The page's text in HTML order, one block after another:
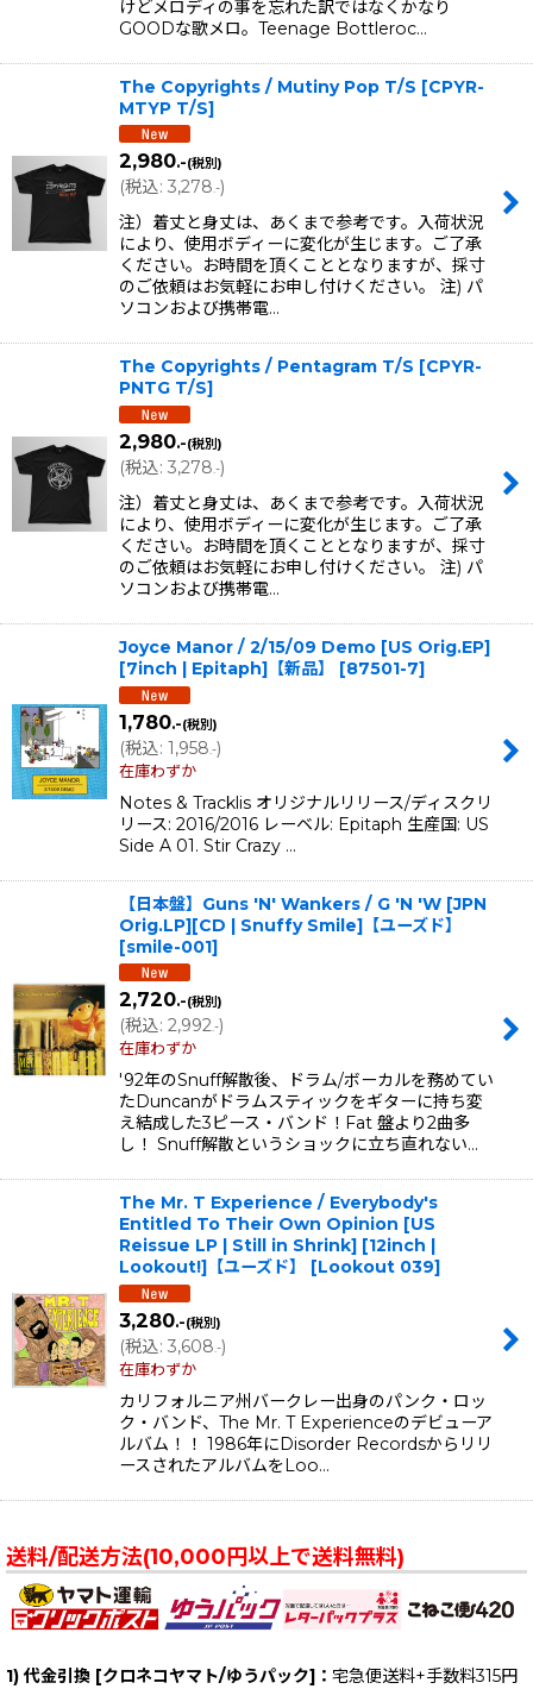
けどメロディの事を忘れた訳ではなくかなり
GOODな歌メロ。Teenage Bottleroc…
The Copyrights / Mutiny Pop T/S [CPYR-
MTYP T/S]
2,980.-(税別)
(税込: 3,278.-)
注）着丈と身丈は、あくまで参考です。入荷状況
により、使用ボディーに変化が生じます。ご了承
ください。お時間を頂くこととなりますが、採寸
のご依頼はお気軽にお申し付けください。 注) パ
ソコンおよび携帯電…
The Copyrights / Pentagram T/S [CPYR-
PNTG T/S]
2,980.-(税別)
(税込: 3,278.-)
注）着丈と身丈は、あくまで参考です。入荷状況
により、使用ボディーに変化が生じます。ご了承
ください。お時間を頂くこととなりますが、採寸
のご依頼はお気軽にお申し付けください。 注) パ
ソコンおよび携帯電…
Joyce Manor / 2/15/09 Demo [US Orig.EP]
[7inch | Epitaph]【新品】
[87501-7]
1,780.-(税別)
(税込: 1,958.-)
在庫わずか
Notes & Tracklis オリジナルリリース/ディスクリ
リース: 2016/2016 レーベル: Epitaph 生産国: US
Side A 01. Stir Crazy …
【日本盤】Guns 'N' Wankers / G 'N 'W [JPN
Orig.LP][CD | Snuffy Smile]【ユーズド】
[smile-001]
2,720.-(税別)
(税込: 2,992.-)
在庫わずか
'92年のSnuff解散後、ドラム/ボーカルを務めてい
たDuncanがドラムスティックをギターに持ち変
え結成した3ピース・バンド！Fat 盤より2曲多
し！ Snuff解散というショックに立ち直れない…
The Mr. T Experience / Everybody's
Entitled To Their Own Opinion [US
Reissue LP | Still in Shrink] [12inch |
Lookout!]【ユーズド】
[Lookout 039]
3,280.-(税別)
(税込: 3,608.-)
在庫わずか
カリフォルニア州バークレー出身のパンク・ロッ
ク・バンド、The Mr. T Experienceのデビューア
ルバム！！ 1986年にDisorder Recordsからリリ
ースされたアルバムをLoo…
送料/配送方法(10,000円以上で送料無料)
1) 代金引換 [クロネコヤマト/ゆうパック]： 宅急便送料+手数料315円